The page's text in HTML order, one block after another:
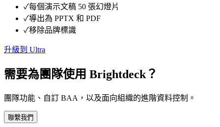
✓每個演示文稿 50 張幻燈片
✓導出為 PPTX 和 PDF
✓移除品牌標識
升級到 Ultra
需要為團隊使用 Brightdeck？
團隊功能、自訂 BAA，以及面向組織的進階資料控制。
聯繫我們